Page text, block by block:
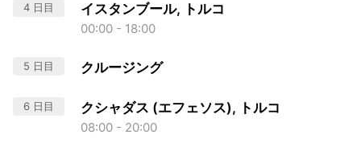
4 日目 イスタンブール, トルコ
00:00 - 18:00
5 日目 クルージング
6 日目 クシャダス (エフェソス), トルコ
08:00 - 20:00